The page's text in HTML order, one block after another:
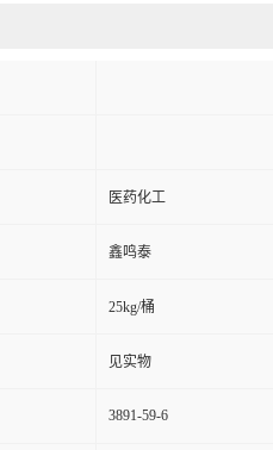
医药化工
鑫鸣泰
25kg/桶
见实物
3891-59-6